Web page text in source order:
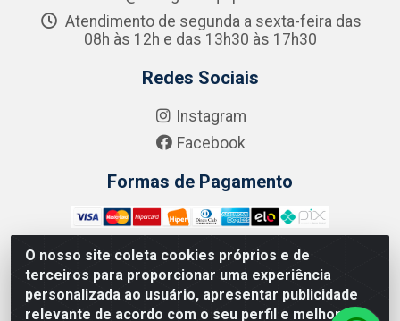
O nosso site coleta cookies próprios e de
terceiros para proporcionar uma experiência
personalizada ao usuário, apresentar publicidade
relevante de acordo com o seu perfil e melhorar a
Atendimento de segunda a sexta-feira das
08h às 12h e das 13h30 às 17h30
Redes Sociais
Instagram
Facebook
Formas de Pagamento
Zero Grau - Rua Jean Emile Favre, 746 - Ipsep,
Recife/PE - CEP 51.190-450 - CNPJ 09.132.989/0001-61